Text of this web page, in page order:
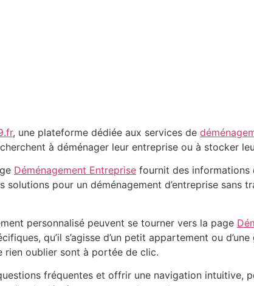
, une plateforme dédiée aux services de
à déménager leur entreprise ou à stocker
Déménagement Entreprise fournit des informations
pour un déménagement d’entreprise sans
personnalisé peuvent se tourner vers la page
qu’il s’agisse d’un petit appartement ou
oublier sont à portée de clic.
fréquentes et offrir une navigation intuitive,